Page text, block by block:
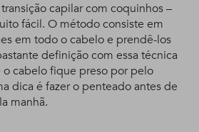
capilar com coquinhos –
fácil. O método consiste em
em todo o cabelo e prendê-los
definição com essa técnica
cabelo fique preso por pelo
dica é fazer o penteado antes de
manhã.